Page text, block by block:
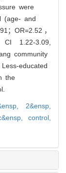
were
(age- and
；OR=2.52，
1.22-3.09,
community
educated
the
2&ensp,
control,